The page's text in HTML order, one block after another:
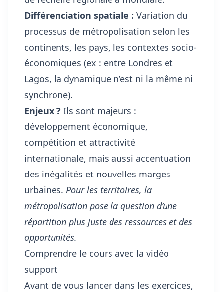
Différenciation spatiale : Variation du
processus de métropolisation selon les
continents, les pays, les contextes socio-
économiques (ex : entre Londres et
Lagos, la dynamique n’est ni la même ni
synchrone).
Enjeux ? Ils sont majeurs :
développement économique,
compétition et attractivité
internationale, mais aussi accentuation
des inégalités et nouvelles marges
urbaines. Pour les territoires, la
métropolisation pose la question d’une
répartition plus juste des ressources et des
opportunités.
Comprendre le cours avec la vidéo
support
Avant de vous lancer dans les exercices,